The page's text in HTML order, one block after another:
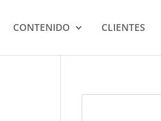
CONTENIDO CLIENTES